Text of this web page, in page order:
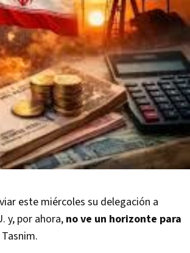
este miércoles su delegación a
y, por ahora, no ve un horizonte para